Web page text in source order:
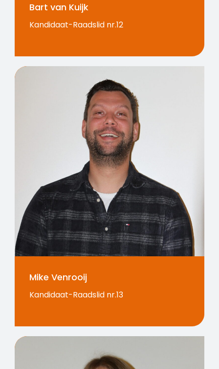
Bart van Kuijk
Kandidaat-Raadslid nr.12
Mike Venrooij
Kandidaat-Raadslid nr.13